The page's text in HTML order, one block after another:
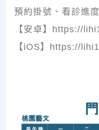
預約掛號、看診進
【安卓】https://
【iOS】https://